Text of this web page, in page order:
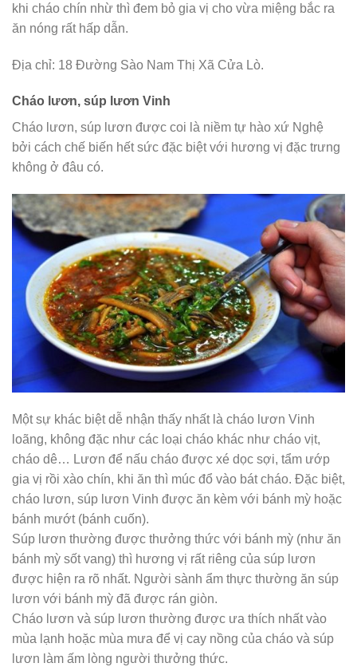
khi cháo chín nhừ thì đem bỏ gia vị cho vừa miệng bắc ra
ăn nóng rất hấp dẫn.
Địa chỉ: 18 Đường Sào Nam Thị Xã Cửa Lò.
Cháo lươn, súp lươn Vinh
Cháo lươn, súp lươn được coi là niềm tự hào xứ Nghệ
bởi cách chế biến hết sức đặc biệt với hương vị đặc trưng
không ở đâu có.
Một sự khác biệt dễ nhận thấy nhất là cháo lươn Vinh
loãng, không đặc như các loại cháo khác như cháo vịt,
cháo dê… Lươn để nấu cháo được xé dọc sợi, tẩm ướp
gia vị rồi xào chín, khi ăn thì múc đổ vào bát cháo. Đặc biệt,
cháo lươn, súp lươn Vinh được ăn kèm với bánh mỳ hoặc
bánh mướt (bánh cuốn).
Súp lươn thường được thưởng thức với bánh mỳ (như ăn
bánh mỳ sốt vang) thì hương vị rất riêng của súp lươn
được hiện ra rõ nhất. Người sành ẩm thực thường ăn súp
lươn với bánh mỳ đã được rán giòn.
Cháo lươn và súp lươn thường được ưa thích nhất vào
mùa lạnh hoặc mùa mưa để vị cay nồng của cháo và súp
lươn làm ấm lòng người thưởng thức.